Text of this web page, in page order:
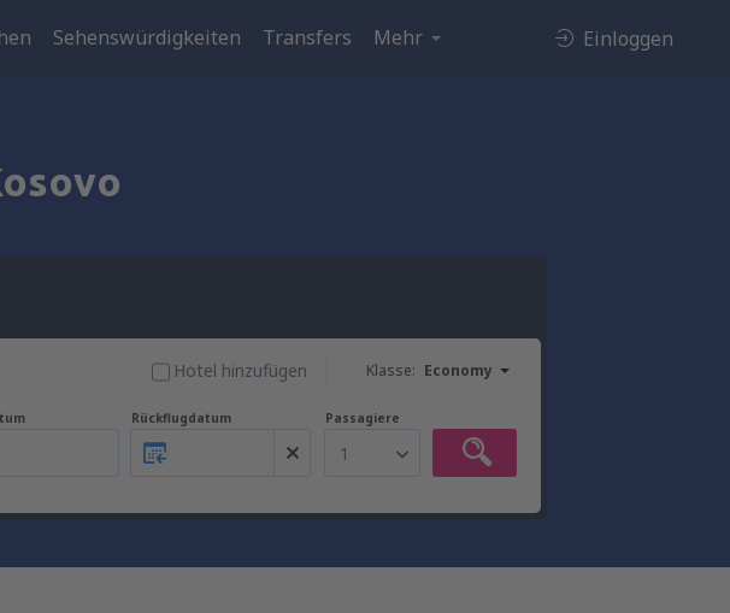
Sehenswürdigkeiten Transfers Mehr Einloggen
Klasse: Economy
Hotel hinzufügen
Rückflugdatum Passagiere
1